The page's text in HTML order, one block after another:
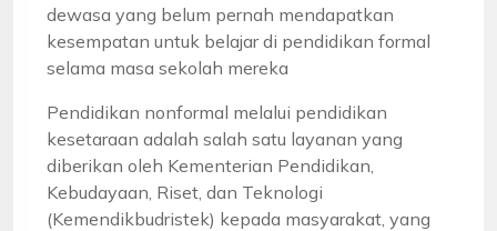
dewasa yang belum pernah mendapatkan
kesempatan untuk belajar di pendidikan formal
selama masa sekolah mereka
Pendidikan nonformal melalui pendidikan
kesetaraan adalah salah satu layanan yang
diberikan oleh Kementerian Pendidikan,
Kebudayaan, Riset, dan Teknologi
(Kemendikbudristek) kepada masyarakat, yang